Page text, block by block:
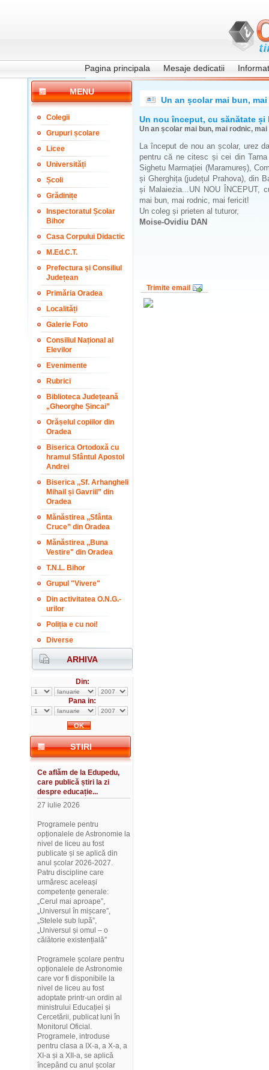
Pagina principala Mesaje dedicatii
MENU
Colegii
Grupuri școlare
Licee
Universități
Școli
Grădinițe
Inspectoratul Școlar
Bihor
Casa Corpului Didactic
M.Ed.C.T.
Prefectura și Consiliul
Județean
Primăria Oradea
Localități
Galerie Foto
Consiliul Național al
Elevilor
Evenimente
Rubrici
Biblioteca Județeană
„Gheorghe Șincai”
Orășelul copiilor din
Oradea
Biserica Ortodoxă cu
hramul Sfântul Apostol
Andrei
Biserica ,,Sf. Arhangheli
Mihail și Gavriil” din
Oradea
Mănăstirea ,,Sfânta
Cruce” din Oradea
Mănăstirea ,,Buna
Vestire" din Oradea
T.N.L. Bihor
Grupul "Vivere"
Din activitatea O.N.G.-
urilor
Poliția e cu noi!
Diverse
ARHIVA
Din:
Pana in:
STIRI
Ce aflăm de la Edupedu,
care publică știri la zi
despre educație...
27 iulie 2026
Programele pentru
opționalele de Astronomie la
nivel de liceu au fost
publicate și se aplică din
anul școlar 2026-2027.
Patru discipline care
urmăresc aceleași
competențe generale:
„Cerul mai aproape”,
„Universul în mișcare”,
„Stelele sub lupă”,
„Universul și omul – o
călătorie existențială”
Programele școlare pentru
opționalele de Astronomie
care vor fi disponibile la
nivel de liceu au fost
adoptate printr-un ordin al
ministrului Educației și
Cercetării, publicat luni în
Monitorul Oficial.
Programele, introduse
pentru clasa a IX-a, a X-a, a
XI-a și a XII-a, se aplică
începând cu anul școlar
Un an școlar mai bun,
Un nou început, cu sănătate și
Un an școlar mai bun, mai rodnic,
La început de nou an școlar, urez
pentru că ne citesc și cei din
Sighetu Marmației (Maramureș),
și Gherghița (județul Prahova), din
și Malaiezia...UN NOU ÎNCEPUT,
mai bun, mai rodnic, mai fericit!
Un coleg și prieten al tuturor,
Moise-Ovidiu DAN
Trimite email